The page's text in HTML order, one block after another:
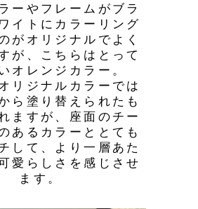
ーやフレームがブラ
イトにカラーリング
がオリジナルでよく
が、こちらはとって
オレンジカラー。
リジナルカラーでは
ら塗り替えられたも
ますが、座面のチー
あるカラーととても
して、より一層あた
愛らしさを感じさせ
ます。